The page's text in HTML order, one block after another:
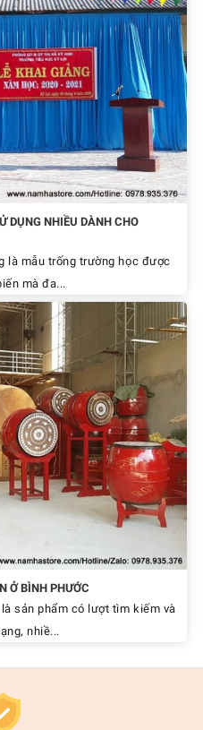
DỤNG NHIỀU DÀNH CHO
là mẫu trống trường học được
mà đa...
Ở BÌNH PHƯỚC
sản phẩm có lượt tìm kiếm và
nhiề...